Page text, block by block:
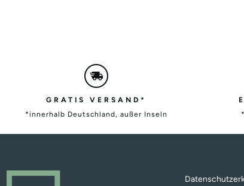
GRATIS VERSAND*
*innerhalb Deutschland, außer Inseln